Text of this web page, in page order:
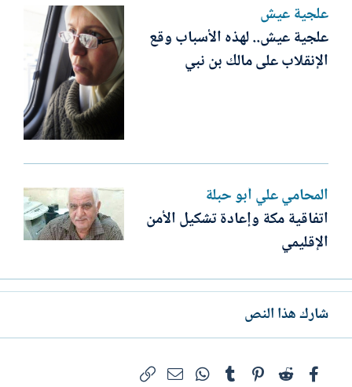
علجية عيش
علجية عيش.. لهذه الأسباب وقع
الإنقلاب على مالك بن نبي
المحامي علي أبو حبلة
اتفاقية مكة وإعادة تشكيل الأمن
الإقليمي
شارك هذا النص
فيسبوكReddit
Pinterest
Tumblr
WhatsAppالبريد الإلكتروني